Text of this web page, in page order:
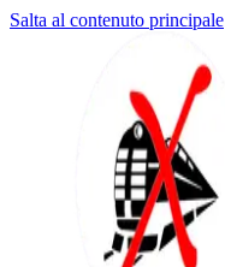
Salta al contenuto principale